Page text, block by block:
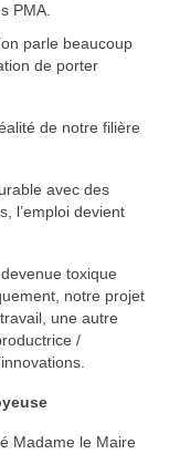
PMA.
parle beaucoup
de porter
de notre filière
avec des
l’emploi devient
toxique
notre projet
une autre
/
euse
Madame le Maire